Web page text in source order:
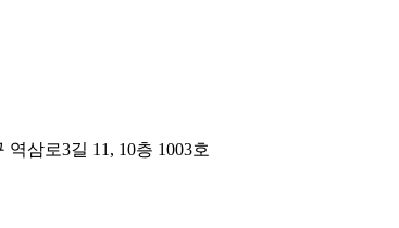
삼로3길 11, 10층 1003호